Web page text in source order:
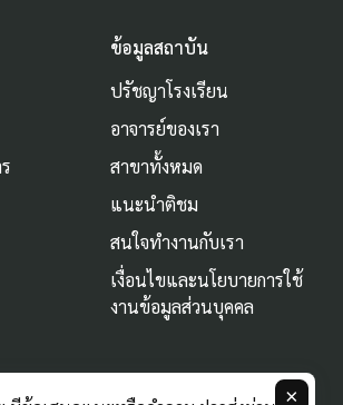
ข้อมูลสถาบัน
ปรัชญาโรงเรียน
อาจารย์ของเรา
สาขาทั้งหมด
แนะนำติชม
สนใจทำงานกับเรา
เงื่อนไขและนโยบายการใช้
งานข้อมูลส่วนบุคคล
×